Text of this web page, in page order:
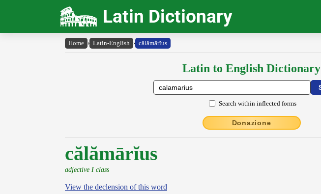
Latin Dictionary
Home › Latin-English › călămārĭus
Latin to English Dictionary
Search within inflected forms
Donazione
călămārĭus
adjective I class
View the declension of this word